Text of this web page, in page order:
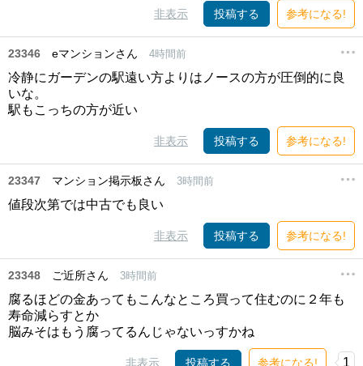
非表示 投稿する 参考になる!
23346 eマンションさん 4時間前
冷静にガーデンの駅遠い方よりはノースの方が圧倒的に良
いな。
駅もこっちの方が近い
非表示 投稿する 参考になる!
23347 マンション掲示板さん 3時間前
値段次第では中古でも良い
非表示 投稿する 参考になる!
23348 ご近所さん 3時間前
腐るほどの金あってもこんなところ買って住むのに２年も
寿命減らすとか
脳みそはもう腐ってるんじゃないっすかね
非表示 投稿する 参考になる! 1